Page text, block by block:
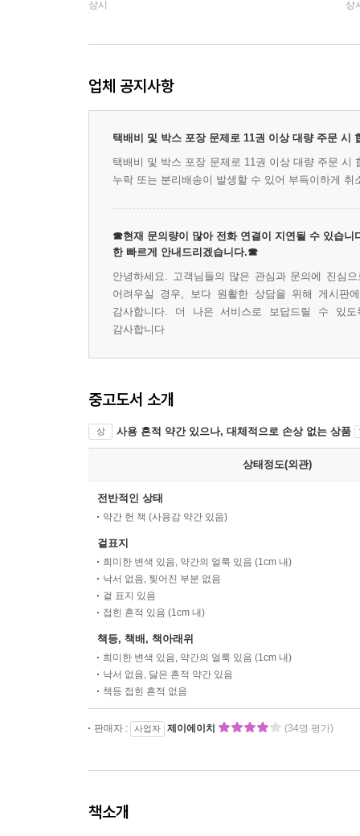
상시 상
업체 공지사항
택배비 및 박스 포장 문제로 11권 이상 대량 주문 시
택배비 및 박스 포장 문제로 11권 이상 대량 주문
누락 또는 분리배송이 발생할 수 있어 부득이하게 취
☎현재 문의량이 많아 전화 연결이 지연될 수 있습니
한 빠르게 안내드리겠습니다.☎
안녕하세요. 고객님들의 많은 관심과 문의에 진심
어려우실 경우, 보다 원활한 상담을 위해 게시판
감사합니다. 더 나은 서비스로 보답드릴 수 있도
감사합니다
중고도서 소개
상 사용 흔적 약간 있으나, 대체적으로 손상 없는 상품
상태정도(외관)
전반적인 상태
약간 헌 책 (사용감 약간 있음)
겉표지
희미한 변색 있음, 약간의 얼룩 있음 (1cm 내)
낙서 없음, 찢어진 부분 없음
겉 표지 있음
접힌 흔적 있음 (1cm 내)
책등, 책배, 책아래위
희미한 변색 있음, 약간의 얼룩 있음 (1cm 내)
낙서 없음, 닳은 흔적 약간 있음
책등 접힌 흔적 없음
판매자 : 사업자 제이에이치 (34명 평가)
책소개